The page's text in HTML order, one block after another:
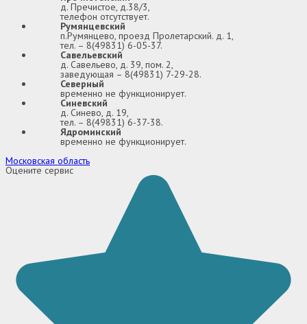
д. Пречистое, д.38/3,
телефон отсутствует.
Румянцевский
п.Румянцево, проезд Пролетарский. д. 1,
тел. – 8(49831) 6-05-37.
Савельевский
д. Савельево, д. 39, пом. 2,
заведующая – 8(49831) 7-29-28.
Северный
временно не функционирует.
Синевский
д. Синево, д. 19,
тел. – 8(49831) 6-37-38.
Ядроминский
временно не функционирует.
Московская область
Оцените сервис